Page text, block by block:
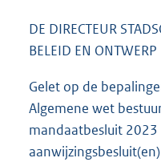
DE DIRECTEUR
BELEID EN ONTWERP
Gelet op de
Algemene wet
mandaatbesluit